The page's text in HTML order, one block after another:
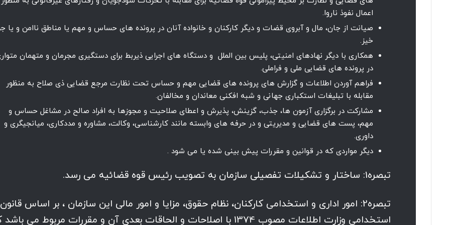
اعمال نفوذ ناروا.
صیانت از جان، مال و آبروی قضات و دیگر کارکنان و خانواده آنان در پرونده های حساس و مهم یا مناطق ناامن و یا
خیز.
همکاری با دیگر نهادهای امنیتی، پلیس بین الملل و دستگاه های اجرایی ذیربط برای دستگیری مجرمان و متهمان
در پرونده های قضایی ملی و فراملی.
فراهم آوردن اطلاعات و گزارش های پرونده های قضایی مهم و حساس تحت نظارت مرجع قضایی ذی صلاح به منظور
مقابله با تبلیغات استکباری جهانی و شبه افکنی معاندان و مخالفان.
مشارکت در برگزاری آزمون ها، جذب، گزینش، پذیرش و اعطای صلاحیت و مجوزها به افراد صالح در مشاغل حساس و
مهم، پست های قضایی و مدیریتی و در حرفه های وابسته مانند کارشناسی، وکالت، مشاوره و مددکاری، میانجیگری و
داوری.
دیگر مواردی که در قوانین و مقررات پیش بینی شده یا می شود .
تبصره1: ساختار و تشکیلات تفصیلی سازمان به تصویب رئیس قوه قضائیه می رسد.
تبصره2: امور اداری و استخدامی کارکنان، نظام حقوق، مزایا و امور مالی این سازمان ، بر اساس قانون
استخدامی وزارت اطلاعات مصوب 1374 با اصلاحات و الحاقات بعدی آن و مقررات مربوط می